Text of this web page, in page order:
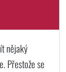
nějaký
Přestože se